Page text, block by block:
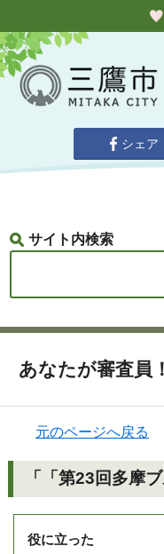
シェア
サイト内検索
あなたが審査員
元のページへ戻る
「「第23回多摩
役に立った